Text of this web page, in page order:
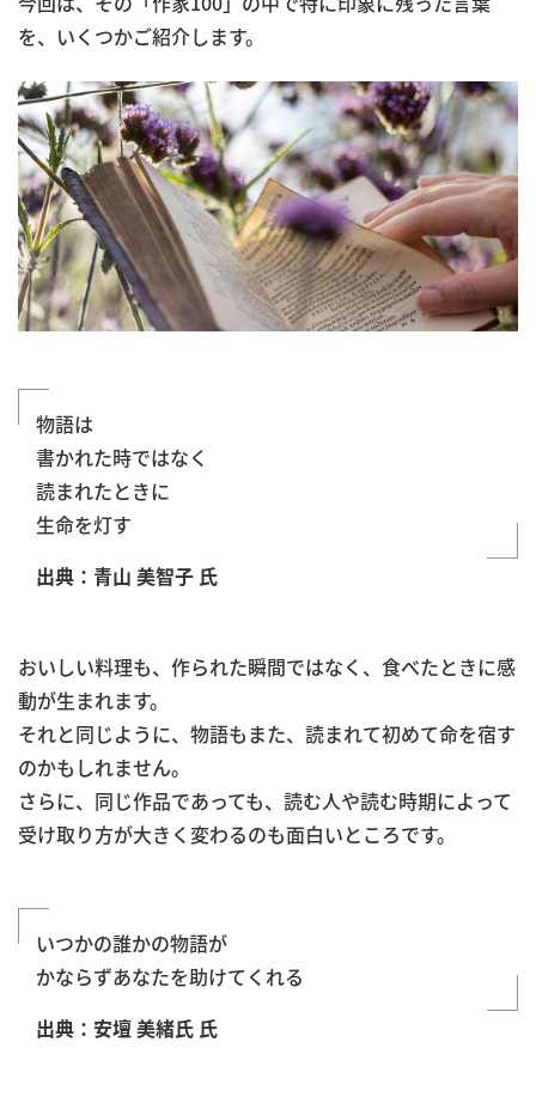
を、いくつかご紹介します。
物語は
書かれた時ではなく
読まれたときに
生命を灯す
出典：青山 美智子 氏
おいしい料理も、作られた瞬間ではなく、食べたときに感
動が生まれます。
それと同じように、物語もまた、読まれて初めて命を宿す
のかもしれません。
さらに、同じ作品であっても、読む人や読む時期によって
受け取り方が大きく変わるのも面白いところです。
いつかの誰かの物語が
かならずあなたを助けてくれる
出典：安壇 美緒氏 氏